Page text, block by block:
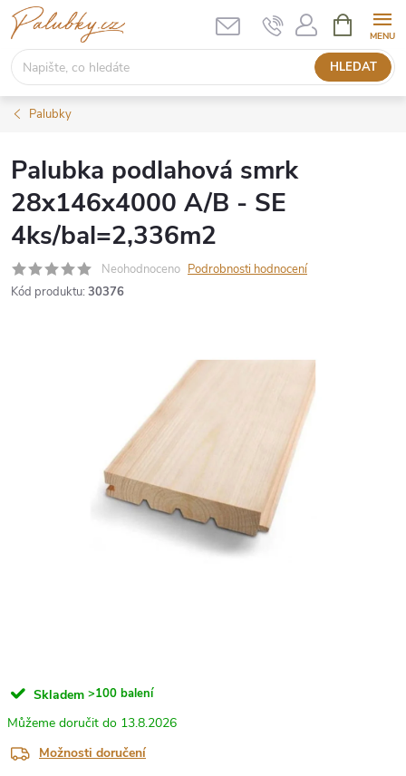
Přejít
na
obsah
HLEDAT
NÁKUPNÍ
KOŠÍK
Palubky
Palubka podlahová smrk
28x146x4000 A/B - SE
4ks/bal=2,336m2
Neohodnoceno Podrobnosti hodnocení
Kód produktu: 30376
Skladem >100 balení
13.8.2026
Možnosti doručení